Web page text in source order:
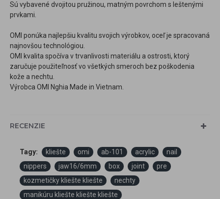
Sú vybavené dvojitou pružinou, matným povrchom s leštenými
prvkami.
OMI ponúka najlepšiu kvalitu svojich výrobkov, oceľ je spracovaná
najnovšou technológiou.
OMI kvalita spočíva v trvanlivosti materiálu a ostrosti, ktorý
zaručuje použiteľnosť vo všetkých smeroch bez poškodenia
kože a nechtu.
Výrobca OMI Nghia Made in Vietnam.
RECENZIE
Tagy: kliešte omi ab-101 acrylic
nail
nippers
jaw16/6mm box joint
pre
kozmetičky kliešte kliešte
nechty
manikúru kliešte kliešte kliešte